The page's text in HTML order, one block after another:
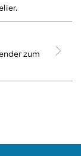
zum